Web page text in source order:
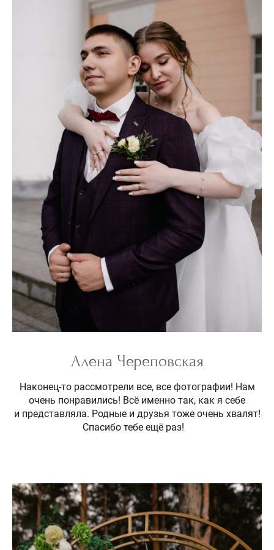
Алена Череповская
Наконец-то рассмотрели все, все фотографии! Нам
очень понравились! Всё именно так, как я себе
и представляла. Родные и друзья тоже очень хвалят!
Спасибо тебе ещё раз!